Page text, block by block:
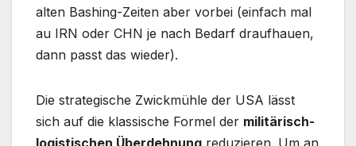
alten Bashing-Zeiten aber vorbei (einfach mal
au IRN oder CHN je nach Bedarf draufhauen,
dann passt das wieder).
Die strategische Zwickmühle der USA lässt
sich auf die klassische Formel der militärisch-